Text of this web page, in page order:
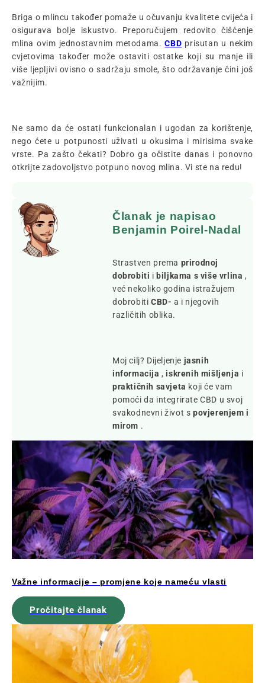
Briga o mlincu također pomaže u očuvanju kvalitete cvijeća i
osigurava bolje iskustvo. Preporučujem redovito čišćenje
mlina ovim jednostavnim metodama.CBD prisutan u nekim
cvjetovima također može ostaviti ostatke koji su manje ili
više ljepljivi ovisno o sadržaju smole, što održavanje čini još
važnijim.
Ne samo da će ostati funkcionalan i ugodan za korištenje,
nego ćete u potpunosti uživati u okusima i mirisima svake
vrste. Pa zašto čekati? Dobro ga očistite danas i ponovno
otkrijte zadovoljstvo potpuno novog mlina. Vi ste na redu!
Članak je napisao
Benjamin Poirel-Nadal
Strastven prema prirodnoj
dobrobiti ibiljkama s više vrlina ,
već nekoliko godina istražujem
dobrobiti CBD- a i njegovih
različitih oblika.
Moj cilj? Dijeljenje jasnih
informacija ,iskrenih mišljenja i
praktičnih savjeta koji će vam
pomoći da integrirate CBD u svoj
svakodnevni život s povjerenjem i
mirom .
Važne informacije – promjene koje nameću vlasti
Pročitajte članak